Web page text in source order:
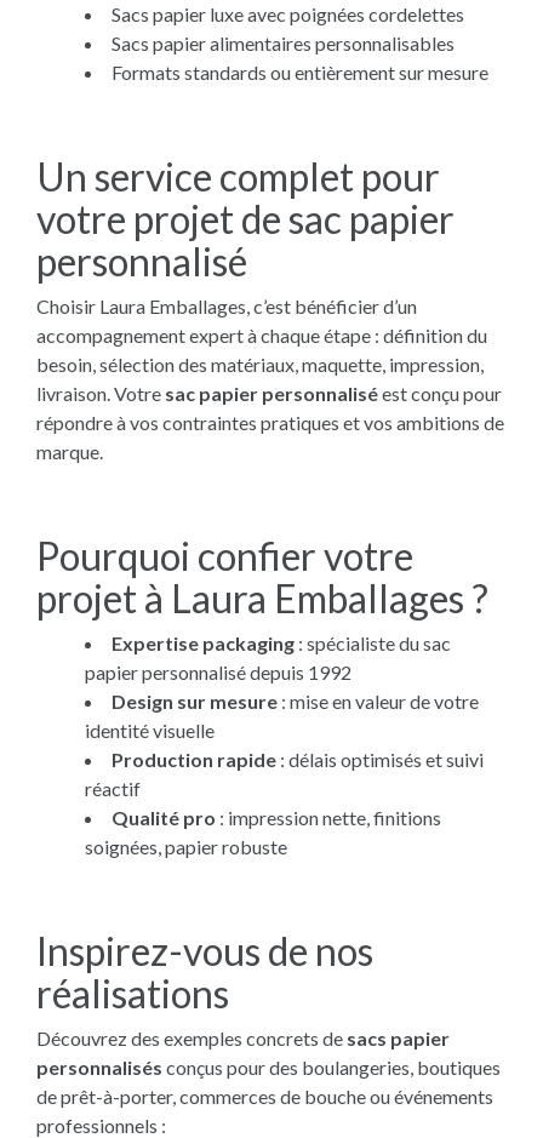
Sacs papier luxe avec poignées cordelettes
Sacs papier alimentaires personnalisables
Formats standards ou entièrement sur mesure
Un service complet pour
votre projet de sac papier
personnalisé
Choisir Laura Emballages, c’est bénéficier d’un
accompagnement expert à chaque étape : définition du
besoin, sélection des matériaux, maquette, impression,
livraison. Votre sac papier personnaliséest conçu pour
répondre à vos contraintes pratiques et vos ambitions de
marque.
Pourquoi confier votre
projet à Laura Emballages ?
Expertise packaging : spécialiste du sac
papier personnalisé depuis 1992
Design sur mesure : mise en valeur de votre
identité visuelle
Production rapide : délais optimisés et suivi
réactif
Qualité pro : impression nette, finitions
soignées, papier robuste
Inspirez-vous de nos
réalisations
Découvrez des exemples concrets de sacs papier
personnalisés conçus pour des boulangeries, boutiques
de prêt-à-porter, commerces de bouche ou événements
professionnels :